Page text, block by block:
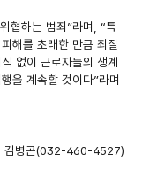
협하는 범죄”라며, “특
해를 초래한 만큼 죄질
없이 근로자들의 생계
을 계속할 것이다”라며
김병곤(032-460-4527)